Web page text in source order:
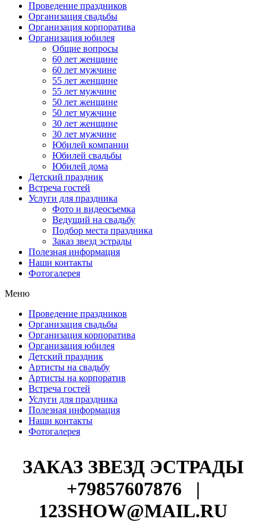
Проведение праздников
Организация свадьбы
Организация корпоратива
Организация юбилея
Общие вопросы
60 лет женщине
60 лет мужчине
55 лет женщине
55 лет мужчине
50 лет женщине
50 лет мужчине
30 лет женщине
30 лет мужчине
Юбилей компании
Юбилей свадьбы
Юбилей дома
Детский праздник
Встреча гостей
Услуги для праздника
Фото и видеосъемка
Ведущий на свадьбу
Подбор места праздника
Заказ звезд эстрады
Полезная информация
Наши контакты
Фотогалерея
Меню
Проведение праздников
Организация свадьбы
Организация корпоратива
Организация юбилея
Детский праздник
Артисты на свадьбу
Артисты на корпоратив
Встреча гостей
Услуги для праздника
Полезная информация
Наши контакты
Фотогалерея
ЗАКАЗ ЗВЕЗД ЭСТРАДЫ
+79857607876
|
123SHOW@MAIL.RU